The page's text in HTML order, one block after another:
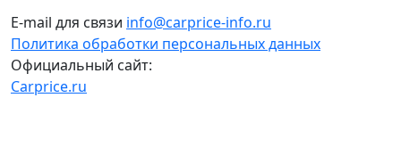
E-mail для связи info@carprice-info.ru
Политика обработки персональных данных
Официальный сайт:
Carprice.ru